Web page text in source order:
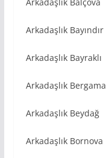
Arkadaşlık Bayındır
Arkadaşlık Bayraklı
Arkadaşlık Bergama
Arkadaşlık Beydağ
Arkadaşlık Bornova